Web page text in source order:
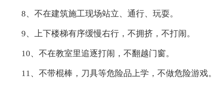
8、不在建筑施工现场站立、通行、玩耍。
9、上下楼梯有序缓慢右行，不拥挤，不打闹。
10、不在教室里追逐打闹，不翻越门窗。
11、不带棍棒，刀具等危险品上学，不做危险游戏。